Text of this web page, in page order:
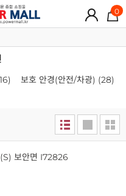
0
보호 안경(안전/차광) (28)
보안면 I72826